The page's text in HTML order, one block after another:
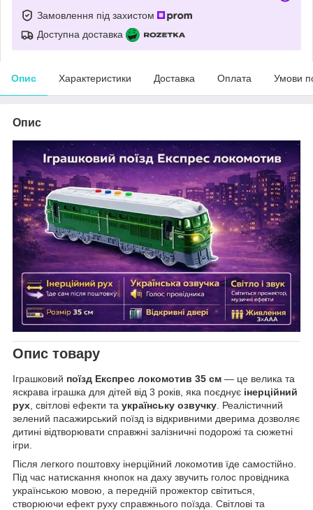
Замовлення під захистом
Доступна доставка
Опис Характеристики Доставка Оплата Умови
Опис
Опис товару
Іграшковий поїзд Експрес локомотив 35 см — це велика та
яскрава іграшка для дітей від 3 років, яка поєднує інерційний
рух , світлові ефекти та українську озвучку . Реалістичний
зелений пасажирський поїзд із відкривними дверима дозволяє
дитині відтворювати справжні залізничні подорожі та сюжетні
ігри.
Після легкого поштовху інерційний локомотив їде самостійно.
Під час натискання кнопок на даху звучить голос провідника
українською мовою, а передній прожектор світиться,
створюючи ефект руху справжнього поїзда. Світлові та